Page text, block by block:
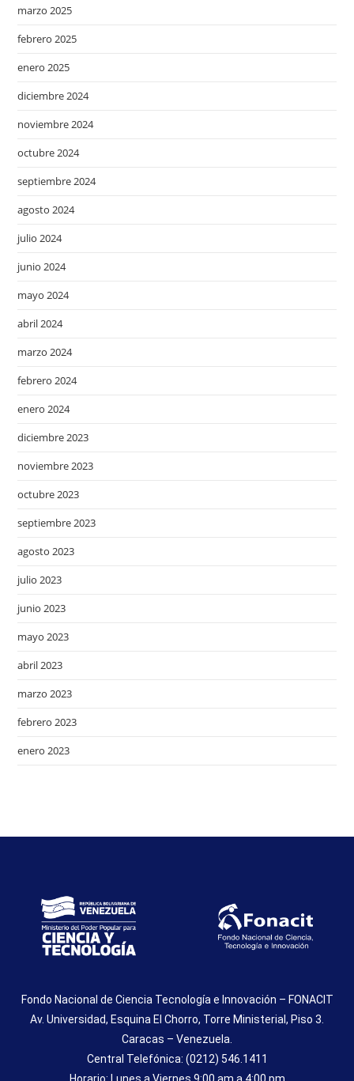
marzo 2025
febrero 2025
enero 2025
diciembre 2024
noviembre 2024
octubre 2024
septiembre 2024
agosto 2024
julio 2024
junio 2024
mayo 2024
abril 2024
marzo 2024
febrero 2024
enero 2024
diciembre 2023
noviembre 2023
octubre 2023
septiembre 2023
agosto 2023
julio 2023
junio 2023
mayo 2023
abril 2023
marzo 2023
febrero 2023
enero 2023
Fondo Nacional de Ciencia Tecnología e Innovación – FONACIT
Av. Universidad, Esquina El Chorro, Torre Ministerial, Piso 3.
Caracas – Venezuela.
Central Telefónica: (0212) 546.1411
Horario: Lunes a Viernes 9:00 am a 4:00 pm